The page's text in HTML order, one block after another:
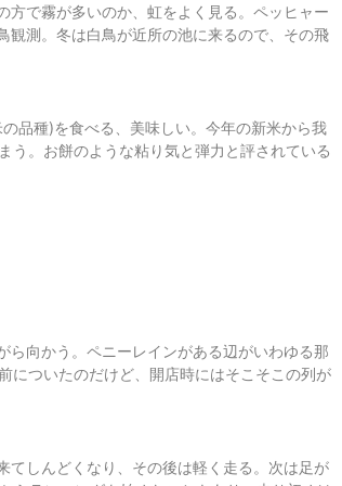
で霧が多いのか、虹をよく見る。ペッヒャー
観測。冬は白鳥が近所の池に来るので、その飛
品種)を食べる、美味しい。今年の新米から我
う。お餅のような粘り気と弾力と評されている
向かう。ペニーレインがある辺がいわゆる那
についたのだけど、開店時にはそこそこの列が
しんどくなり、その後は軽く走る。次は足が